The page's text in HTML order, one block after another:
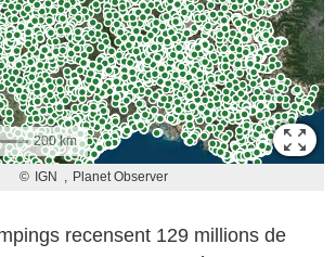
recensent 129 millions de